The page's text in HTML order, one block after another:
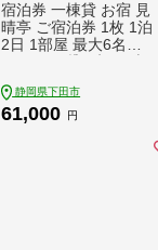
宿泊券 一棟貸 お宿 見
晴亭 ご宿泊券 1枚 1泊
2日 1部屋 最大6名様
和室 リノベーション
空き家 伊豆急 下田港
静岡県下田市
61,000 円